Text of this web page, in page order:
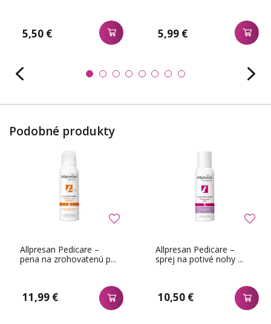
5,50 € 5,99 €
Podobné produkty
Allpresan Pedicare –
pena na zrohovatenú p...
11,99 €
Allpresan Pedicare –
sprej na potivé nohy ...
10,50 €